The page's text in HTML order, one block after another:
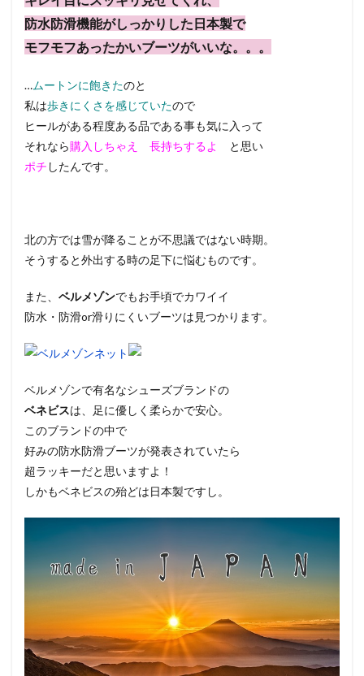
防水防滑機能がしっかりした日本製で
モフモフあったかいブーツがいいな。。。
…ムートンに飽きたのと
私は歩きにくさを感じていたので
ヒールがある程度ある品である事も気に入って
それなら購入しちゃえ 長持ちするよ
と思い
ポチ したんです。
北の方では雪が降ることが不思議ではない時期。
そうすると外出する時の足下に悩むものです。
また、 ベルメゾンでもお手頃でカワイイ
防水・防滑or滑りにくいブーツは見つかります。
ベルメゾンで有名なシューズブランドの
ベネビスは、足に優しく柔らかで安心。
このブランドの中で
好みの防水防滑ブーツが発表されていたら
超ラッキーだと思いますよ！
しかもベネビスの殆どは日本製ですし。